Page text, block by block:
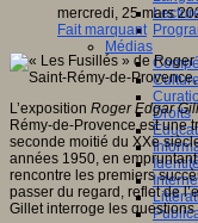
Médias
Droits
mercredi, 25 mars
Fait marquant
L’exposition Roger Edgar
Rémy-de-Provence est une
seconde moitié du XXe
années 1950, en
rencontre les premiers
passer du regard, reflet de
Gillet interroge les